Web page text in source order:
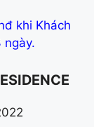
khi Khách
ngày.